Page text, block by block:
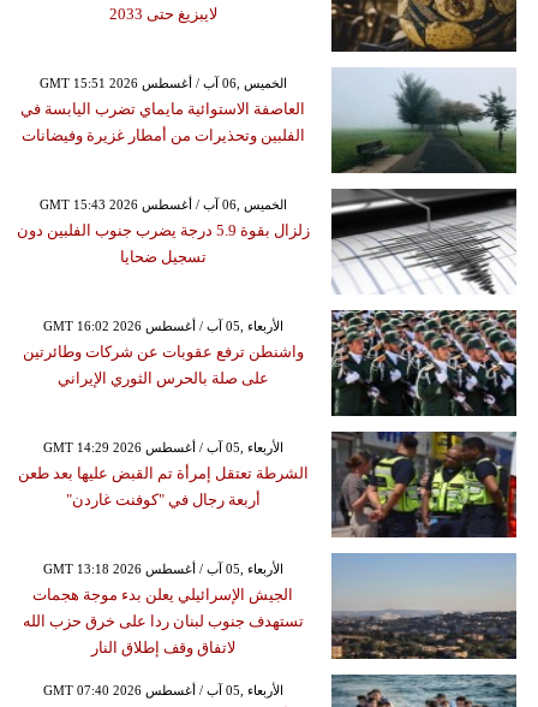
لايبزيغ حتى 2033
GMT 15:51 2026 الخميس ,06 آب / أغسطس
العاصفة الاستوائية مايماي تضرب اليابسة في
الفلبين وتحذيرات من أمطار غزيرة وفيضانات
GMT 15:43 2026 الخميس ,06 آب / أغسطس
زلزال بقوة 5.9 درجة يضرب جنوب الفلبين دون
تسجيل ضحايا
GMT 16:02 2026 الأربعاء ,05 آب / أغسطس
واشنطن ترفع عقوبات عن شركات وطائرتين
على صلة بالحرس الثوري الإيراني
GMT 14:29 2026 الأربعاء ,05 آب / أغسطس
الشرطة تعتقل إمرأة تم القبض عليها بعد طعن
أربعة رجال في "كوفنت غاردن"
GMT 13:18 2026 الأربعاء ,05 آب / أغسطس
الجيش الإسرائيلي يعلن بدء موجة هجمات
تستهدف جنوب لبنان ردا على خرق حزب الله
لاتفاق وقف إطلاق النار
GMT 07:40 2026 الأربعاء ,05 آب / أغسطس